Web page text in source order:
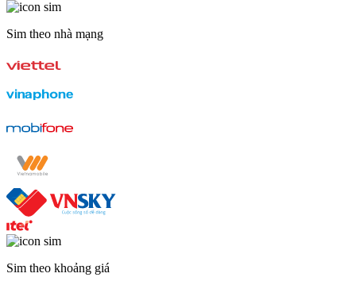
Sim theo nhà mạng
Sim theo khoảng giá